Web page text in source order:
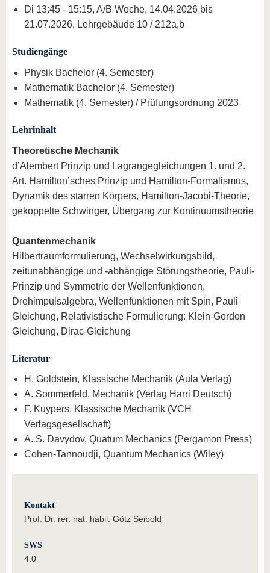
Di 13:45 - 15:15, A/B Woche, 14.04.2026 bis
21.07.2026, Lehrgebäude 10 / 212a,b
Studiengänge
Physik Bachelor (4. Semester)
Mathematik Bachelor (4. Semester)
Mathematik (4. Semester) / Prüfungsordnung 2023
Lehrinhalt
Theoretische Mechanik
d’Alembert Prinzip und Lagrangegleichungen 1. und 2.
Art. Hamilton’sches Prinzip und Hamilton-Formalismus,
Dynamik des starren Körpers, Hamilton-Jacobi-Theorie,
gekoppelte Schwinger, Übergang zur Kontinuumstheorie
Quantenmechanik
Hilbertraumformulierung, Wechselwirkungsbild,
zeitunabhängige und -abhängige Störungstheorie, Pauli-
Prinzip und Symmetrie der Wellenfunktionen,
Drehimpulsalgebra, Wellenfunktionen mit Spin, Pauli-
Gleichung, Relativistische Formulierung: Klein-Gordon
Gleichung, Dirac-Gleichung
Literatur
H. Goldstein, Klassische Mechanik (Aula Verlag)
A. Sommerfeld, Mechanik (Verlag Harri Deutsch)
F. Kuypers, Klassische Mechanik (VCH
Verlagsgesellschaft)
A. S. Davydov, Quatum Mechanics (Pergamon Press)
Cohen-Tannoudji, Quantum Mechanics (Wiley)
Kontakt
Prof. Dr. rer. nat. habil. Götz Seibold
SWS
4.0